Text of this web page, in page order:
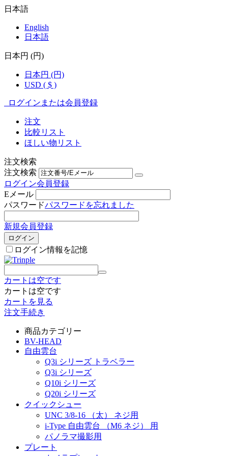
日本語
English
日本語
日本円 (円)
日本円 (円)
USD ( $ )
ログインまたは会員登録
注文
比較リスト
ほしい物リスト
注文検索
注文検索
ログイン会員登録
Eメール
パスワードパスワードを忘れました
新規会員登録
ログイン
ログイン情報を記憶
カートは空です
カートは空です
カートを見る
注文手続き
商品カテゴリー
BV-HEAD
自由雲台
Q3i シリーズ トラベラー
Q3i シリーズ
Q10i シリーズ
Q20i シリーズ
クイックシュー
UNC 3/8-16 （太） ネジ用
i-Type 自由雲台 （M6 ネジ） 用
パノラマ撮影用
プレート